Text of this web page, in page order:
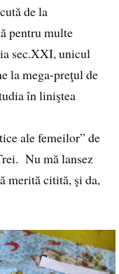
de la
pentru multe
sec.XXI, unicul
la mega-preţul de
în liniştea
ale femeilor” de
Nu mă lansez
merită citită, şi da,